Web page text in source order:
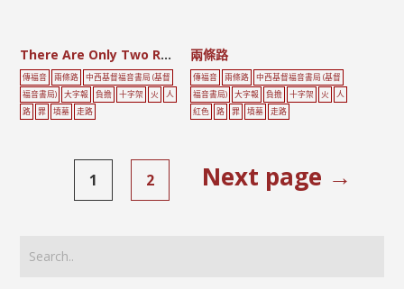
There Are Only Two Roads
傳福音 兩條路
中西基督福音書局 (基督
福音書局)
大字報 負擔 十字架 火
人
路
罪 墳墓 走路
兩條路
傳福音 兩條路
中西基督福音書局 (基督
福音書局)
大字報 負擔 十字架 火
人
紅色
路 罪 墳墓 走路
1 2 Next page →